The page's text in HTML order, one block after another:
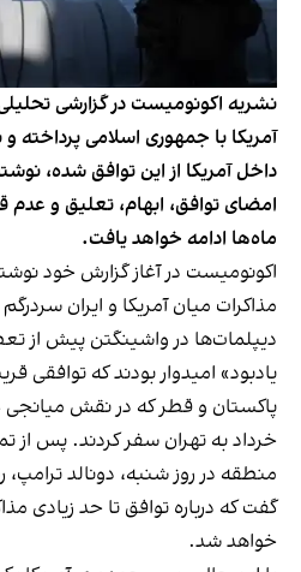
نشریه اکونومیست در گزارشی
آمریکا با جمهوری اسلامی پرداخته و
داخل آمریکا از این توافق شده،
امضای توافق، ابهام، تعلیق و
ماه‌ها ادامه خواهد یافت.
اکونومیست در آغاز گزارش خود
مذاکرات میان آمریکا و ایران
دیپلمات‌ها در واشینگتن پیش از
یادبود» امیدوار بودند که توافقی
پاکستان و قطر که در نقش
خرداد به تهران سفر کردند. پس از
منطقه در روز شنبه، دونالد
گفت که درباره توافق تا حد زیادی
خواهد شد.